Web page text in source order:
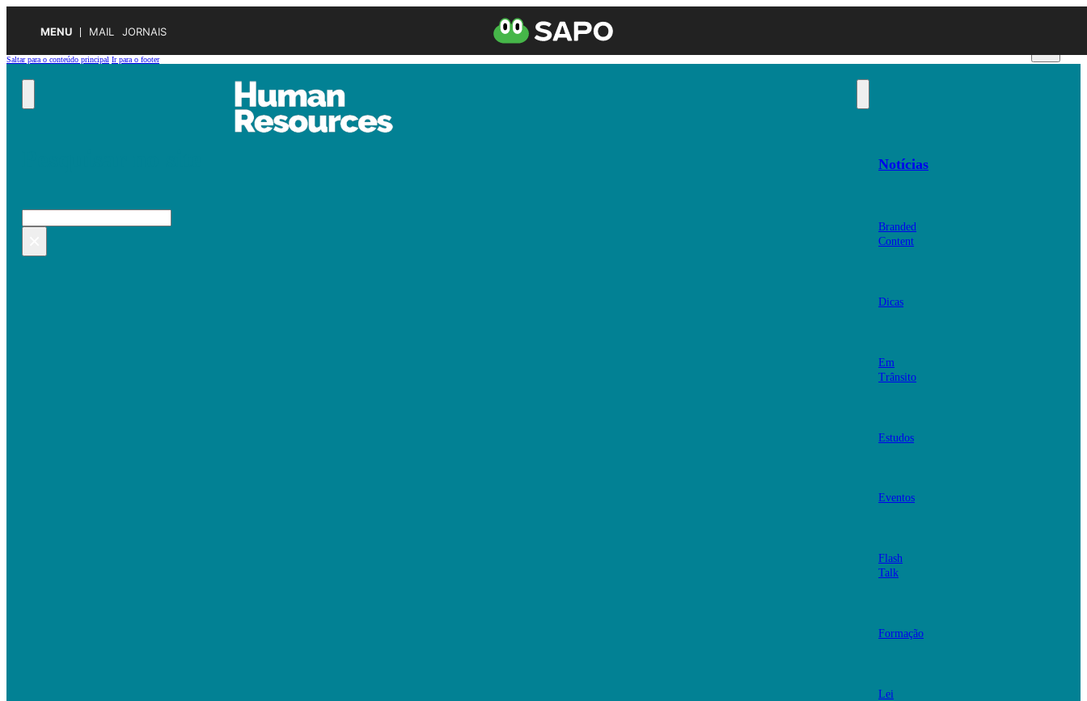
MENU MAIL JORNAIS
Saltar para o conteúdo principal Ir para o footer
Pesquisar
Notícias
Branded
Content
Dicas
Em
Trânsito
Estudos
Eventos
Flash
Talk
Formação
Lei